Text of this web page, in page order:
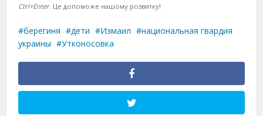
Ctrl+Enter. Це допоможе нашому розвитку!
берегиня дети Измаил
национальная гвардия
украины
Утконосовка